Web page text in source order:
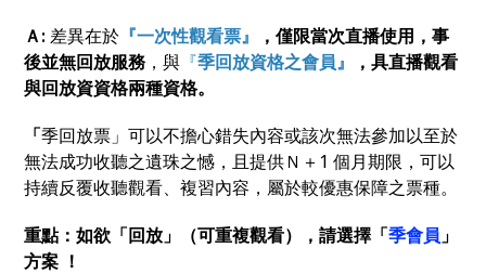
Ａ: 差異在於 『一次性觀看票』
，僅限當次直播使用，事
後並無回放服務 ，與 『季回放資格之會員』
，具直播觀看
與回放資資格兩種資格。
「季回放票」可以不擔心錯失內容或該次無法參加以至於
無法成功收聽之遺珠之憾，且提供Ｎ＋1 個月期限，可以
持續反覆收聽觀看、複習內容，屬於較優惠保障之票種。
重點：如欲「回放」（可重複觀看），請選擇「季會員 」
方案 ！